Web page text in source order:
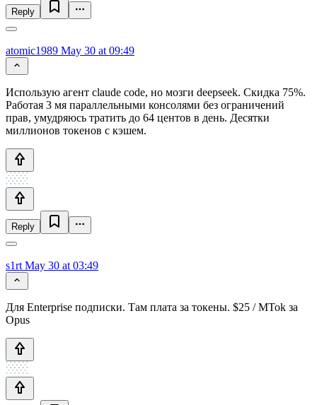
Reply
atomic1989 May 30 at 09:49
Использую агент claude code, но мозги deepseek. Скидка 75%.
Работая 3 мя параллельными консолями без ограничений
прав, умудряюсь тратить до 64 центов в день. Десятки
миллионов токенов с кэшем.
Reply
s1rt May 30 at 03:49
Для Enterprise подписки. Там плата за токены. $25 / MTok за
Opus